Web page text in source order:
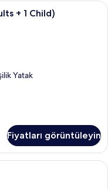
odada kasa, masa, güneşlik/
+ 1 Child)
Yatak
Fiyatları görüntüleyin